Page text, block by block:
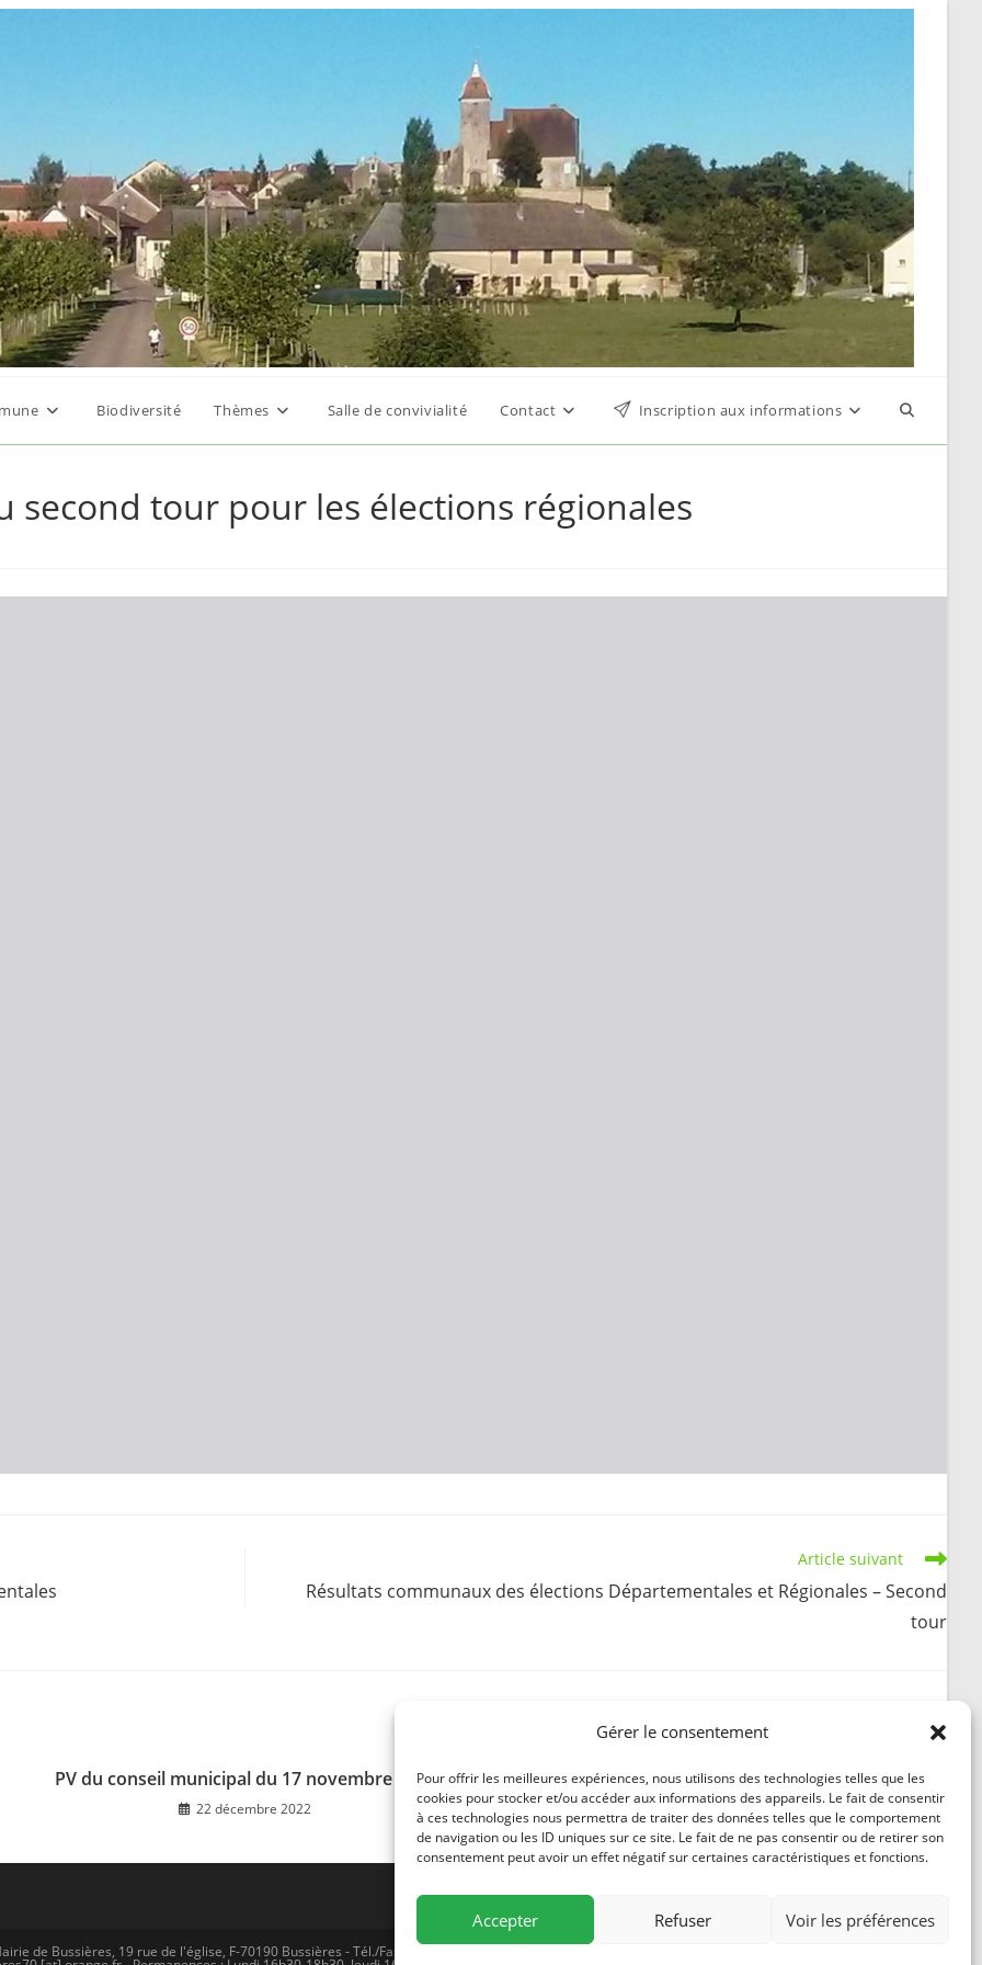
Gérer le consentement
Pour offrir les meilleures expériences, nous utilisons des technologies telles que les
cookies pour stocker et/ou accéder aux informations des appareils. Le fait de consentir
à ces technologies nous permettra de traiter des données telles que le comportement
de navigation ou les ID uniques sur ce site. Le fait de ne pas consentir ou de retirer son
consentement peut avoir un effet négatif sur certaines caractéristiques et fonctions.
Accepter Refuser Voir les préférences
Biodiversité Thèmes Salle de convivialité Contact Inscription aux informations Toggle
second tour pour les élections régionales
Article suivant
Résultats communaux des élections Départementales et Régionales – Second
tour
PV du conseil municipal du 17 novembre 2022
22 décembre 2022
Présidentielles 2022 – Dates à retenir
21 février 2022
de Bussières, 19 rue de l'église, F-70190 Bussières - Tél./Fax (0)3 81 57 77 84